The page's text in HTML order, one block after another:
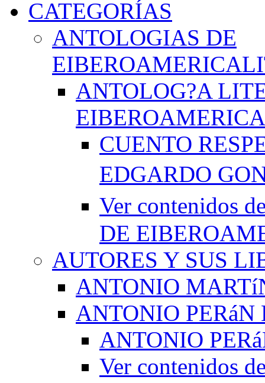
CATEGORÍAS
ANTOLOGIAS DE
ANTOLOG?A
CUENTO
EDGARDO
Ver contenidos
DE
AUTORES Y SUS
ANTONIO
ANTONIO PERáN
ANTONIO
Ver contenidos